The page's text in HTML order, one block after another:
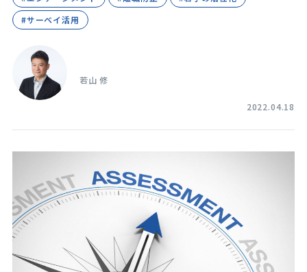
#サーベイ活用
若山 修
2022.04.18